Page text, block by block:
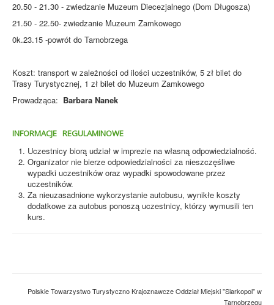
20.50 - 21.30 - zwiedzanie Muzeum Diecezjalnego (Dom Długosza)
21.50 - 22.50- zwiedzanie Muzeum Zamkowego
0k.23.15 -powrót do Tarnobrzega
Koszt: transport w zależności od ilości uczestników, 5 zł bilet do
Trasy Turystycznej, 1 zł bilet do Muzeum Zamkowego
Prowadząca: Barbara Nanek
INFORMACJE REGULAMINOWE
Uczestnicy biorą udział w imprezie na własną odpowiedzialność.
Organizator nie bierze odpowiedzialności za nieszczęśliwe
wypadki uczestników oraz wypadki spowodowane przez
uczestników.
Za nieuzasadnione wykorzystanie autobusu, wynikłe koszty
dodatkowe za autobus ponoszą uczestnicy, którzy wymusili ten
kurs.
Polskie Towarzystwo Turystyczno Krajoznawcze Oddział Miejski "Siarkopol" w
Tarnobrzegu